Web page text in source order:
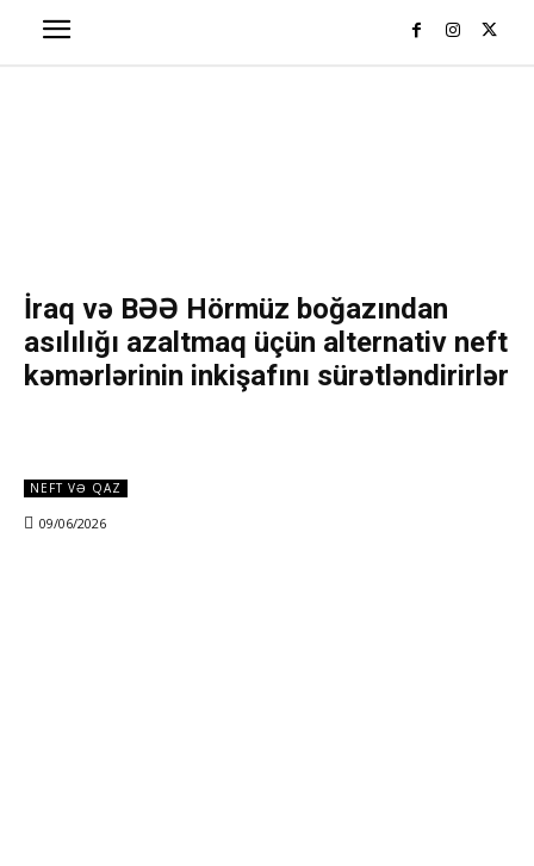
İraq və BƏƏ Hörmüz boğazından
asılılığı azaltmaq üçün alternativ neft
kəmərlərinin inkişafını sürətləndirirlər
NEFT VƏ QAZ
09/06/2026